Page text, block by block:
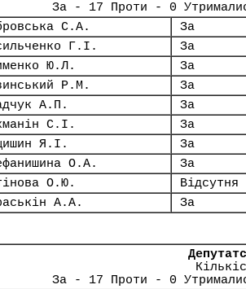
За - 17 Проти - 0
С.А.
За
Г.І.
За
Ю.Л.
За
Р.М.
За
А.П.
За
С.І.
За
Я.І.
За
О.А.
За
О.Ю.
Відсутня
А.А.
За
За - 17 Проти - 0